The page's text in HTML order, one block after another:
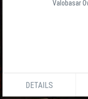
Valobasar
DETAILS